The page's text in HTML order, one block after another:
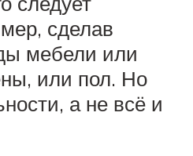
сделав
мебели или
или пол. Но
а не всё и